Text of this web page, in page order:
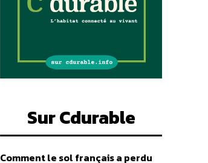
Sur Cdurable
Comment le sol français a perdu